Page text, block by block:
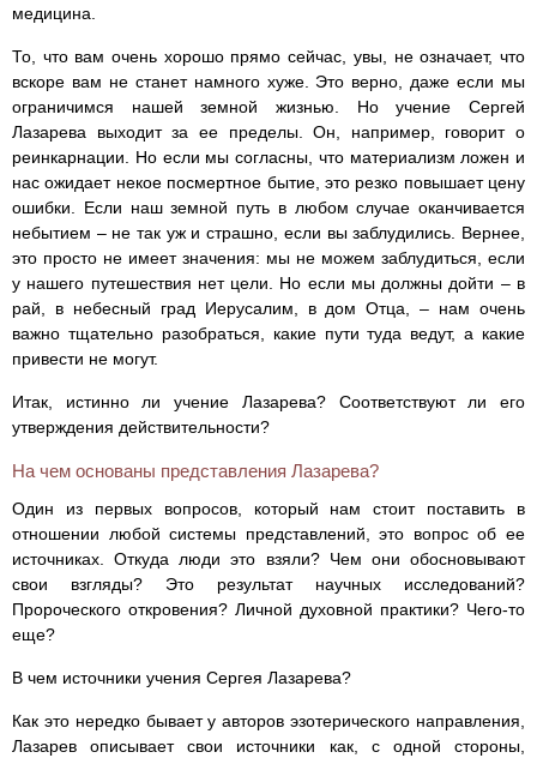
медицина.
То, что вам очень хорошо прямо сейчас, увы, не означает, что
вскоре вам не станет намного хуже. Это верно, даже если мы
ограничимся нашей земной жизнью. Но учение Сергей
Лазарева выходит за ее пределы. Он, например, говорит о
реинкарнации. Но если мы согласны, что материализм ложен и
нас ожидает некое посмертное бытие, это резко повышает цену
ошибки. Если наш земной путь в любом случае оканчивается
небытием – не так уж и страшно, если вы заблудились. Вернее,
это просто не имеет значения: мы не можем заблудиться, если
у нашего путешествия нет цели. Но если мы должны дойти – в
рай, в небесный град Иерусалим, в дом Отца, – нам очень
важно тщательно разобраться, какие пути туда ведут, а какие
привести не могут.
Итак, истинно ли учение Лазарева? Соответствуют ли его
утверждения действительности?
На чем основаны представления Лазарева?
Один из первых вопросов, который нам стоит поставить в
отношении любой системы представлений, это вопрос об ее
источниках. Откуда люди это взяли? Чем они обосновывают
свои взгляды? Это результат научных исследований?
Пророческого откровения? Личной духовной практики? Чего-то
еще?
В чем источники учения Сергея Лазарева?
Как это нередко бывает у авторов эзотерического направления,
Лазарев описывает свои источники как, с одной стороны,